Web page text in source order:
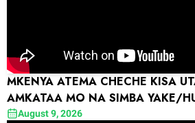
MKENYA ATEMA CHECHE KISA
AMKATAA MO NA SIMBA YAKE/
KWA ABUYA NA PACOME
August 9, 2026